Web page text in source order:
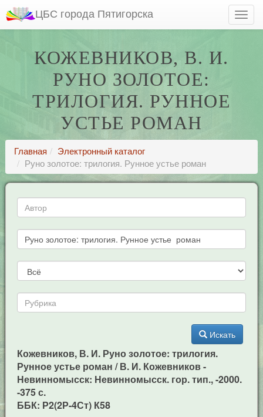
ЦБС города Пятигорска
КОЖЕВНИКОВ, В. И.
РУНО ЗОЛОТОЕ:
ТРИЛОГИЯ. РУННОЕ
УСТЬЕ РОМАН
Главная
Электронный каталог
Руно золотое: трилогия. Рунное устье роман
Искать
Кожевников, В. И. Руно золотое: трилогия.
Рунное устье роман / В. И. Кожевников -
Невинномысск: Невинномысск. гор. тип., -2000.
-375 с.
ББК: Р2(2Р-4Ст) К58